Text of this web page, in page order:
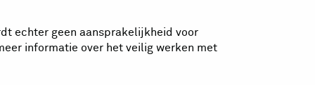
echter geen aansprakelijkheid voor
informatie over het veilig werken met